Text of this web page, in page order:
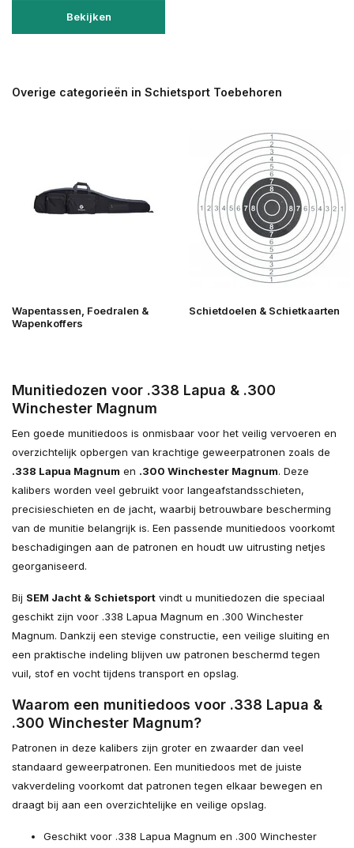
Bekijken
Overige categorieën in Schietsport Toebehoren
Wapentassen, Foedralen &
Wapenkoffers
Schietdoelen & Schietkaarten
Munitiedozen voor .338 Lapua & .300
Winchester Magnum
Een goede munitiedoos is onmisbaar voor het veilig vervoeren en
overzichtelijk opbergen van krachtige geweerpatronen zoals de
.338 Lapua Magnum en .300 Winchester Magnum. Deze
kalibers worden veel gebruikt voor langeafstandsschieten,
precisieschieten en de jacht, waarbij betrouwbare bescherming
van de munitie belangrijk is. Een passende munitiedoos voorkomt
beschadigingen aan de patronen en houdt uw uitrusting netjes
georganiseerd.
Bij SEM Jacht & Schietsport vindt u munitiedozen die speciaal
geschikt zijn voor .338 Lapua Magnum en .300 Winchester
Magnum. Dankzij een stevige constructie, een veilige sluiting en
een praktische indeling blijven uw patronen beschermd tegen
vuil, stof en vocht tijdens transport en opslag.
Waarom een munitiedoos voor .338 Lapua &
.300 Winchester Magnum?
Patronen in deze kalibers zijn groter en zwaarder dan veel
standaard geweerpatronen. Een munitiedoos met de juiste
vakverdeling voorkomt dat patronen tegen elkaar bewegen en
draagt bij aan een overzichtelijke en veilige opslag.
Geschikt voor .338 Lapua Magnum en .300 Winchester